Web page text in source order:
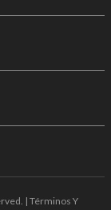
| Términos Y